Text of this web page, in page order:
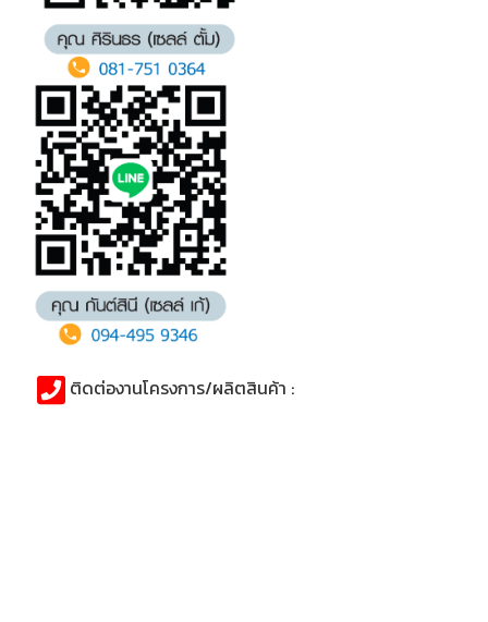
ติดต่องานโครงการ/ผลิตสินค้า :